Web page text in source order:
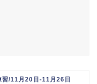
習/11月20日-11月26日